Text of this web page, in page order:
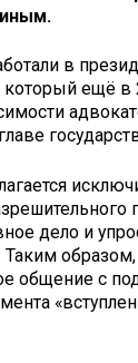
в
ещё в
дело и
общение с